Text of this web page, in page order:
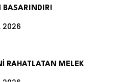
BASARINDIR!
2026
RAHATLATAN MELEK